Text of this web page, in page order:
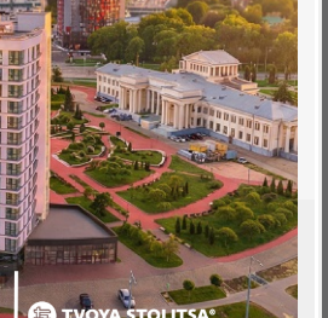
квартал
ул. Аэродромная
Слобода», 566 м